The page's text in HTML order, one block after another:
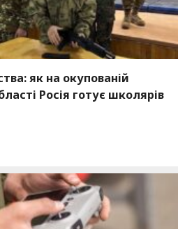
як на окупованій
Росія готує школярів